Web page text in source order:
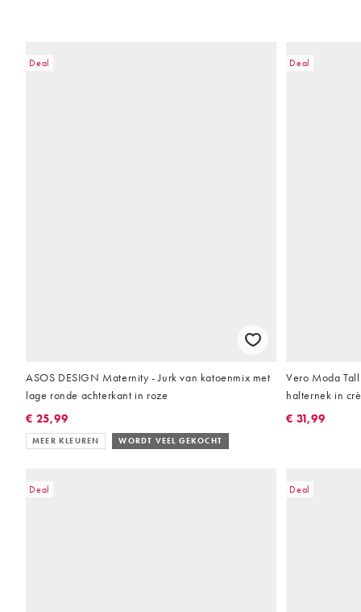
Deal
ASOS DESIGN Maternity - Jurk van katoenmix met
lage ronde achterkant in roze
€ 25,99
MEER KLEUREN WORDT VEEL GEKOCHT
Deal
Vero Moda
halternek in
€ 31,99
Deal Deal